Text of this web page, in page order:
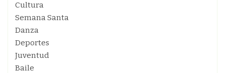
Cultura
Semana Santa
Danza
Deportes
Juventud
Baile